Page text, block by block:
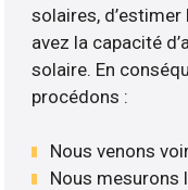
solaires,
avez la capacité
solaire. En
procédons :
Nous venons
Nous mesurons